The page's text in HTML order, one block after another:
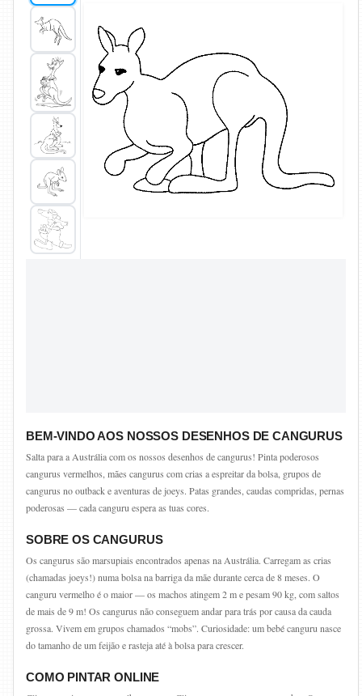
BEM-VINDO AOS NOSSOS DESENHOS DE CANGURUS
Salta para a Austrália com os nossos desenhos de cangurus! Pinta poderosos
cangurus vermelhos, mães cangurus com crias a espreitar da bolsa, grupos de
cangurus no outback e aventuras de joeys. Patas grandes, caudas compridas, pernas
poderosas — cada canguru espera as tuas cores.
SOBRE OS CANGURUS
Os cangurus são marsupiais encontrados apenas na Austrália. Carregam as crias
(chamadas joeys!) numa bolsa na barriga da mãe durante cerca de 8 meses. O
canguru vermelho é o maior — os machos atingem 2 m e pesam 90 kg, com saltos
de mais de 9 m! Os cangurus não conseguem andar para trás por causa da cauda
grossa. Vivem em grupos chamados “mobs”. Curiosidade: um bebé canguru nasce
do tamanho de um feijão e rasteja até à bolsa para crescer.
COMO PINTAR ONLINE